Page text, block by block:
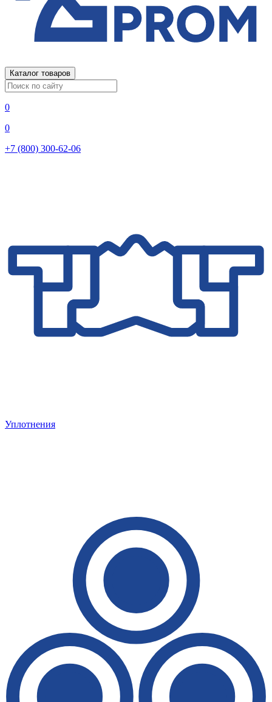
Каталог товаров
0
0
+7 (800) 300-62-06
Уплотнения